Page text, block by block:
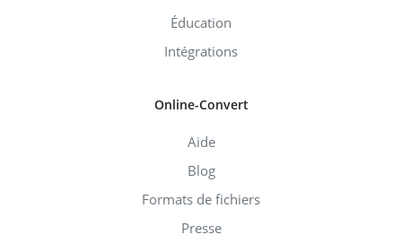
Éducation
Intégrations
Online-Convert
Aide
Blog
Formats de fichiers
Presse